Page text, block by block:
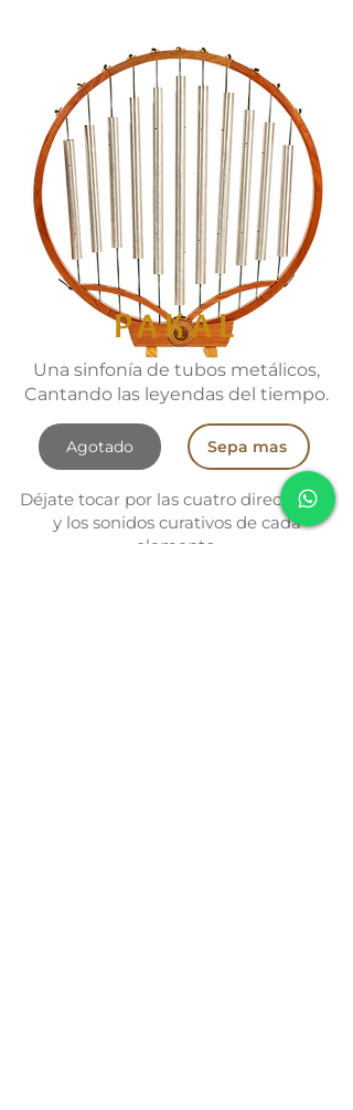
PAKAL
Una sinfonía de tubos metálicos,
Cantando las leyendas del tiempo.
Agotado Sepa mas
Déjate tocar por las cuatro direcciones
y los sonidos curativos de cada
elemento.